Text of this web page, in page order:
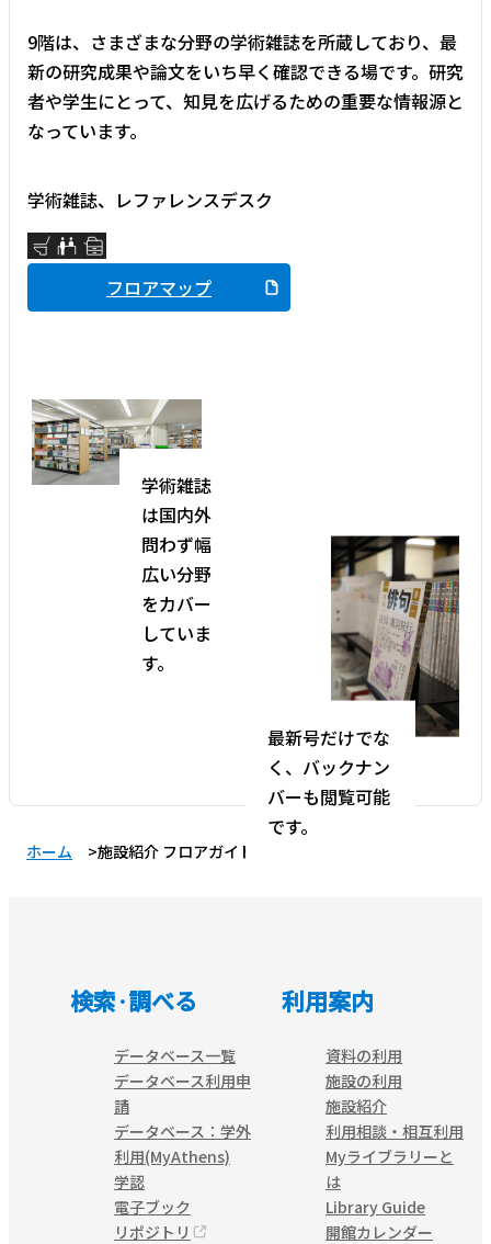
9階は、さまざまな分野の学術雑誌を所蔵しており、最
新の研究成果や論文をいち早く確認できる場です。研究
者や学生にとって、知見を広げるための重要な情報源と
なっています。
学術雑誌、レファレンスデスク
フロアマップ
学術雑誌
は国内外
問わず幅
広い分野
をカバー
していま
す。
最新号だけでな
く、バックナン
バーも閲覧可能
です。
ホーム 施設紹介 フロアガイド 9階
検索·調べる
データベース一覧
データベース利用申
請
データベース：学外
利用(MyAthens)
学認
電子ブック
リポジトリ
利用案内
資料の利用
施設の利用
施設紹介
利用相談・相互利用
Myライブラリーと
は
Library Guide
開館カレンダー